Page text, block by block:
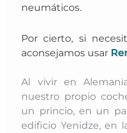
neumáticos.
Por cierto, si
aconsejamos usar
Al vivir en
nuestro propio
un princio, en un
edificio Yenidze, en